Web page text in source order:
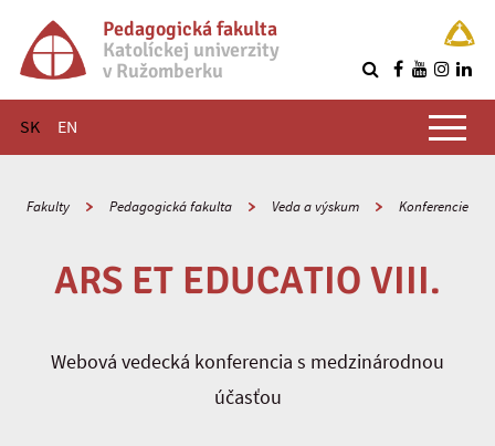
Pedagogická fakulta
Katolíckej univerzity
v Ružomberku
SK EN
Hlavné menu
Fakulty Pedagogická fakulta Veda a výskum Konferencie
ARS ET EDUCATIO VIII.
Webová vedecká konferencia s medzinárodnou
účasťou